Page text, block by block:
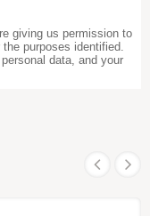
giving us permission to
purposes identified.
data, and your